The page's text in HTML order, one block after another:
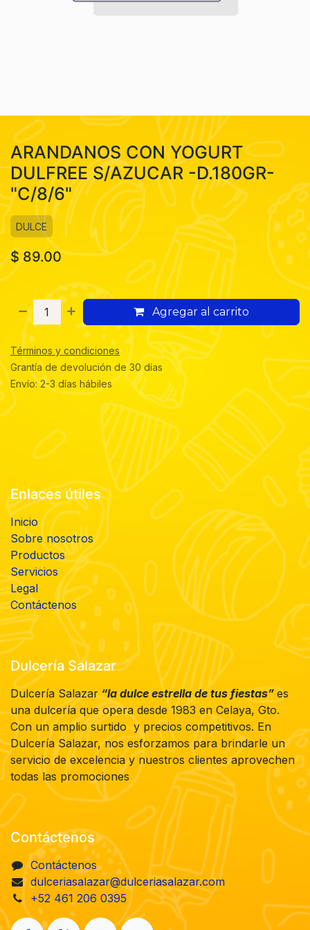
ARANDANOS CON YOGURT
DULFREE S/AZUCAR -D.180GR-
"C/8/6"
DULCE
$89.00
Agregar al carrito
Términos y condiciones
Grantía de devolución de 30 días
Envío: 2-3 días hábiles
Enlaces útiles
Inicio
Sobre nosotros
Productos
Servicios
Legal
Contáctenos
Dulcería Salazar
Dulcería Salazar“la dulce estrella de tus fiestas”es
una dulcería que opera desde 1983 en Celaya, Gto.
Con un amplio surtido y precios competitivos. En
Dulcería Salazar, nos esforzamos para brindarle un
servicio de excelencia y nuestros clientes aprovechen
todas las promociones
Contáctenos
Contáctenos
dulceriasalazar@dulceriasalazar.com
+52 461 206 0395